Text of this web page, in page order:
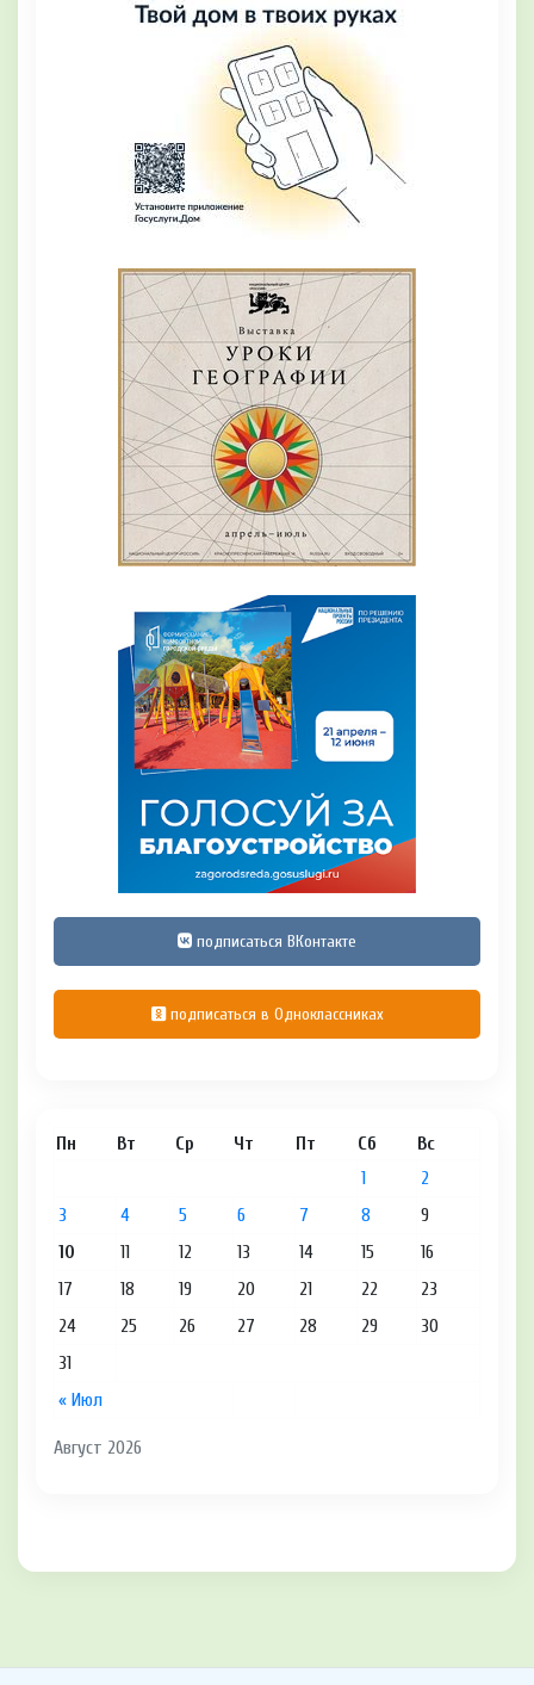
подписаться ВКонтакте
подписаться в Одноклассниках
Август 2026
Пн Вт Ср Чт Пт Сб Вс
« Июл
1
2
3
4 5 6 7 8
9
10
11 12 13 14 15
16
17
18 19 20 21 22
23
24
25 26 27 28 29
30
31